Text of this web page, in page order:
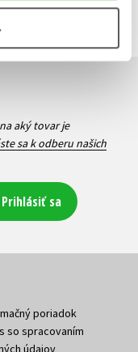
Ďalší
aký tovar je
sa k odberu našich
Prihlásiť sa
poriadok
so spracovaním
údajov